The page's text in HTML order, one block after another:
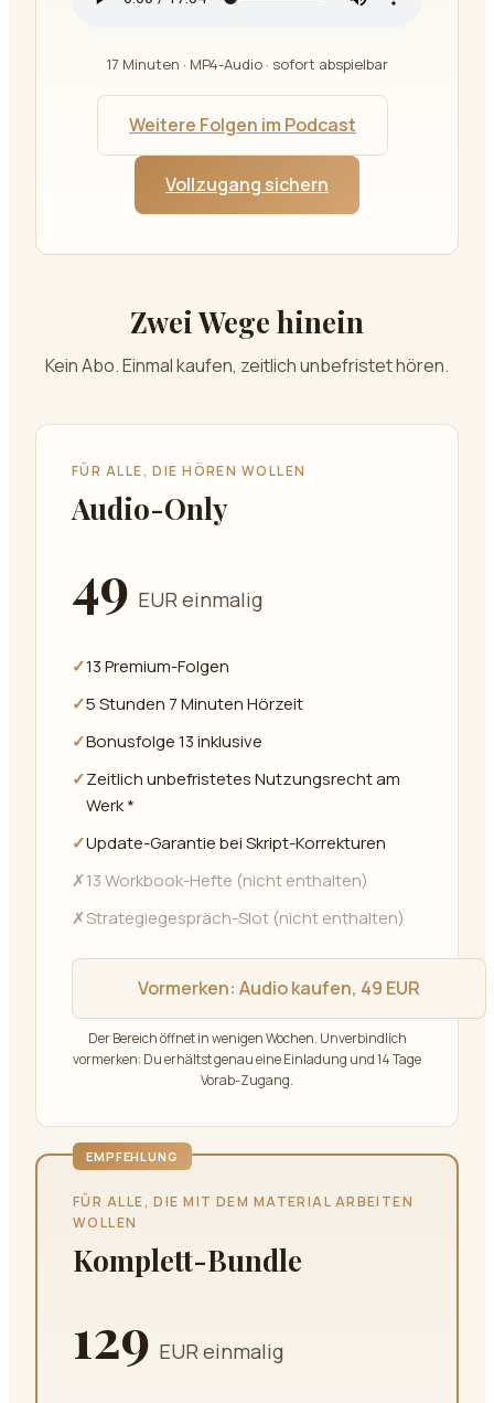
17 Minuten · MP4-Audio · sofort abspielbar
Weitere Folgen im Podcast
Vollzugang sichern
Zwei Wege hinein
Kein Abo. Einmal kaufen, zeitlich unbefristet hören.
FÜR ALLE, DIE HÖREN WOLLEN
Audio-Only
49 EUR einmalig
✓13 Premium-Folgen
✓5 Stunden 7 Minuten Hörzeit
✓Bonusfolge 13 inklusive
✓Zeitlich unbefristetes Nutzungsrecht am
Werk *
✓Update-Garantie bei Skript-Korrekturen
✗13 Workbook-Hefte (nicht enthalten)
✗Strategiegespräch-Slot (nicht enthalten)
Vormerken: Audio kaufen, 49 EUR
Der Bereich öffnet in wenigen Wochen. Unverbindlich
vormerken: Du erhältst genau eine Einladung und 14 Tage
Vorab-Zugang.
EMPFEHLUNG
FÜR ALLE, DIE MIT DEM MATERIAL ARBEITEN
WOLLEN
Komplett-Bundle
129 EUR einmalig